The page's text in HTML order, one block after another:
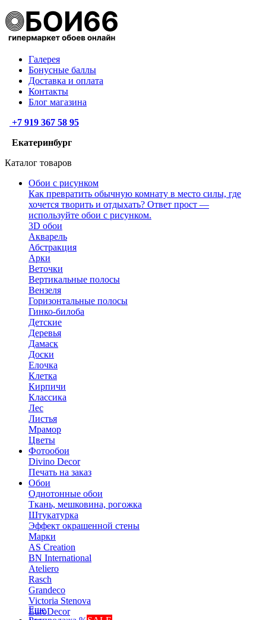
Галерея
Бонусные баллы
Доставка и оплата
Контакты
Блог магазина
+7 919 367 58 95
Екатеринбург
Каталог товаров
Обои с рисунком
Как превратить обычную комнату в место силы, где
хочется творить и отдыхать? Ответ прост —
используйте обои с рисунком.
3D обои
Акварель
Абстракция
Арки
Веточки
Вертикальные полосы
Вензеля
Горизонтальные полосы
Гинко-билоба
Детские
Деревья
Дамаск
Доски
Елочка
Клетка
Кирпичи
Классика
Лес
Листья
Мрамор
Цветы
Фотообои
Divino Decor
Печать на заказ
Обои
Однотонные обои
Ткань, мешковина, рогожка
Штукатурка
Эффект окрашенной стены
Марки
AS Creation
BN International
Ateliero
Rasch
Grandeco
Victoria Stenova
EuroDecor
Еще